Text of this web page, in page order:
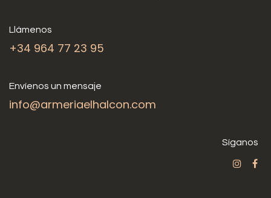
Llámenos
+34 964 77 23 95
Envíenos un mensaje
info@armeriaelhalcon.com
Síganos